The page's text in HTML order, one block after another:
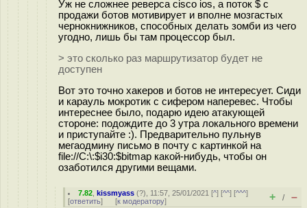
Уж не сложнее реверса cisco ios, а поток $ с
продажи ботов мотивирует и вполне мозгастых
чернокнижников, способных делать зомби из чего
угодно, лишь бы там процессор был.
> это сколько раз маршрутизатор будет не
доступен
Вот это точно хакеров и ботов не интересует. Сиди
и карауль мокротик с сифером наперевес. Чтобы
интереснее было, подарю идею атакующей
стороне: подождите до 3 утра локального времени
и приступайте :). Предварительно пульнув
мегаодмину письмо в почту с картинкой на
file://C:\:$i30:$bitmap какой-нибудь, чтобы он
озаботился другими вещами.
7.82 ,kissmyass (?), 11:57, 25/01/2021 [^] [^^] [^^^]
[ответить] [к модератору] + / –